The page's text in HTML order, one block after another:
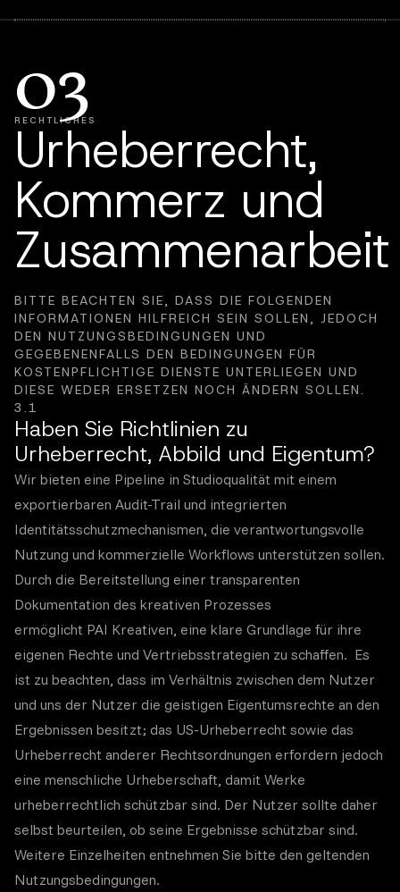
03
RECHTLICHES
Urheberrecht,
Kommerz und
Zusammenarbeit
BITTE BEACHTEN SIE, DASS DIE FOLGENDEN
INFORMATIONEN HILFREICH SEIN SOLLEN, JEDOCH
DEN NUTZUNGSBEDINGUNGEN UND
GEGEBENENFALLS DEN BEDINGUNGEN FÜR
KOSTENPFLICHTIGE DIENSTE UNTERLIEGEN UND
DIESE WEDER ERSETZEN NOCH ÄNDERN SOLLEN.
3.1
Haben Sie Richtlinien zu
Urheberrecht, Abbild und Eigentum?
Wir bieten eine Pipeline in Studioqualität mit einem
exportierbaren Audit-Trail und integrierten
Identitätsschutzmechanismen, die verantwortungsvolle
Nutzung und kommerzielle Workflows unterstützen sollen.
Durch die Bereitstellung einer transparenten
Dokumentation des kreativen Prozesses
ermöglicht PAI Kreativen, eine klare Grundlage für ihre
eigenen Rechte und Vertriebsstrategien zu schaffen. Es
ist zu beachten, dass im Verhältnis zwischen dem Nutzer
und uns der Nutzer die geistigen Eigentumsrechte an den
Ergebnissen besitzt; das US-Urheberrecht sowie das
Urheberrecht anderer Rechtsordnungen erfordern jedoch
eine menschliche Urheberschaft, damit Werke
urheberrechtlich schützbar sind. Der Nutzer sollte daher
selbst beurteilen, ob seine Ergebnisse schützbar sind.
Weitere Einzelheiten entnehmen Sie bitte den geltenden
Nutzungsbedingungen.